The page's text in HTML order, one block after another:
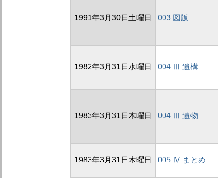
1991年3月30日土曜日 003 図版
1982年3月31日水曜日 004 Ⅲ 遺構
1983年3月31日木曜日 004 Ⅲ 遺物
1983年3月31日木曜日 005 Ⅳ まとめ